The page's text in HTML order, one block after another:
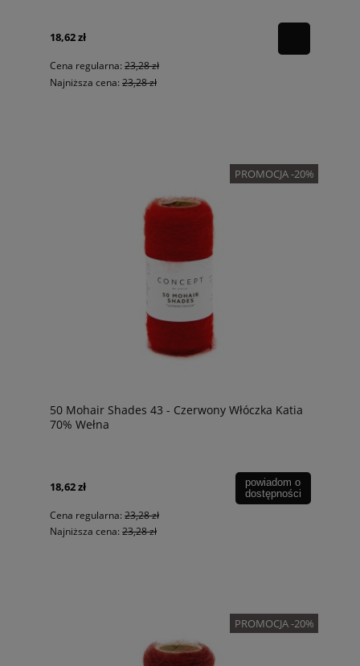
18,62 zł
Cena regularna: 23,28 zł
Najniższa cena: 23,28 zł
PROMOCJA -20%
50 Mohair Shades 43 - Czerwony Włóczka Katia
70% Wełna
18,62 zł
Cena regularna: 23,28 zł
Najniższa cena: 23,28 zł
powiadom o
dostępności
PROMOCJA -20%